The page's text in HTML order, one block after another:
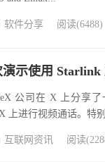
软件分享 阅读(6488)
演示使用
公司在 X 上分享
上进行视频通话。特
互联网资讯 阅读